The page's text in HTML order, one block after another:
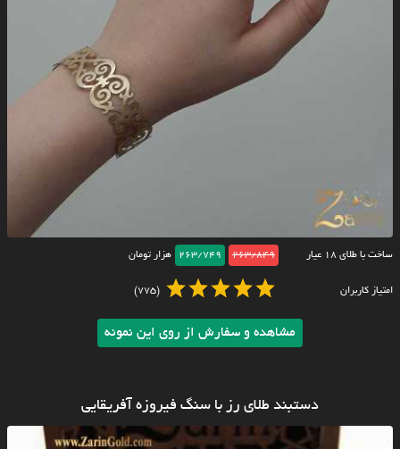
ساخت با طلای ۱۸ عیار 263/849
263/749 هزار تومان
امتیاز کاربران (775)
مشاهده و سفارش از روی این نمونه
دستبند طلای رز با سنگ فیروزه آفریقایی